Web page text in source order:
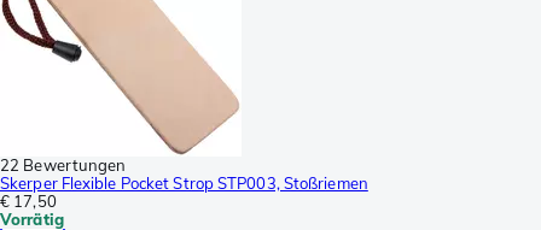
22 Bewertungen
Skerper Flexible Pocket Strop STP003, Stoßriemen
€ 17,50
Vorrätig